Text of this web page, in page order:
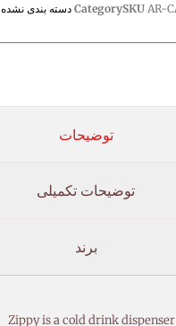
SKU AR-
Category دسته بندی نشده
توضیحات
توضیحات تکمیلی
برند
Zippy is a cold drink